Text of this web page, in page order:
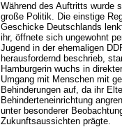
Während des Auftritts wurde
große Politik. Die einstige
Geschicke Deutschlands
ihr, öffnete sich ungewohnt
Jugend in der ehemaligen
herausfordernd beschrieb,
Hamburgerin wuchs in
Umgang mit Menschen mit
Behinderungen auf, da ihr
Behinderteneinrichtung
unter besonderer
Zukunftsaussichten prägte.